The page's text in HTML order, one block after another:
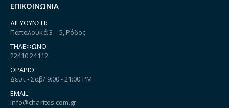
ΕΠΙΚΟΙΝΩΝΙΑ
ΔΙΕΎΘΥΝΣΗ:
Παπαλουκά 3 – 5, Ρόδος
ΤΗΛΈΦΩΝΟ:
22410 24112
ΩΡΆΡΙΟ:
Δευτ - Σαβ/ 9:00 - 21:00 PM
EMAIL:
info@charitos.com.gr